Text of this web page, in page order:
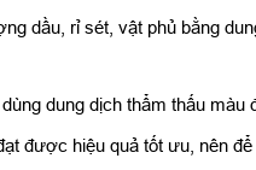
dầu, rỉ sét, vật phủ bằng
dung dịch thẩm thấu màu
được hiệu quả tốt ưu, nên để